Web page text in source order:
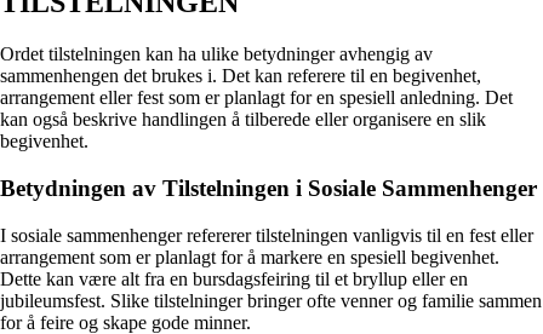
Ordet tilstelningen kan ha ulike betydninger avhengig av
sammenhengen det brukes i. Det kan referere til en begivenhet,
arrangement eller fest som er planlagt for en spesiell anledning. Det
kan også beskrive handlingen å tilberede eller organisere en slik
begivenhet.
Betydningen av Tilstelningen i Sosiale Sammenhenger
I sosiale sammenhenger refererer tilstelningen vanligvis til en fest eller
arrangement som er planlagt for å markere en spesiell begivenhet.
Dette kan være alt fra en bursdagsfeiring til et bryllup eller en
jubileumsfest. Slike tilstelninger bringer ofte venner og familie sammen
for å feire og skape gode minner.